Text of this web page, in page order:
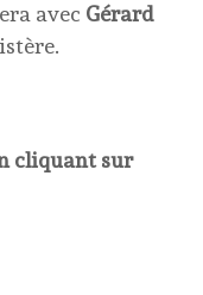
avec Gérard
cliquant sur